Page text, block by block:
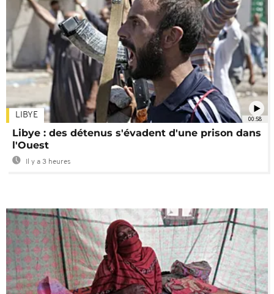
00:58
LIBYE
Libye : des détenus s'évadent d'une prison dans
l'Ouest
Il y a 3 heures